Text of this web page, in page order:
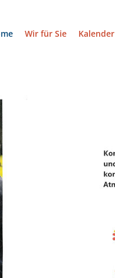
Wir für Sie Kalender